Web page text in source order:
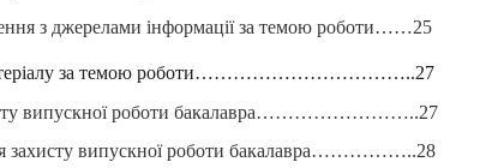
з джерелами інформації за темою роботи……25
матеріалу за темою роботи……………………………..27
випускної роботи бакалавра……………………..27
захисту випускної роботи бакалавра……………..28